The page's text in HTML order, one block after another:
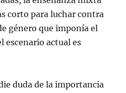
corto para luchar contra
género que imponía el
escenario actual es
duda de la importancia